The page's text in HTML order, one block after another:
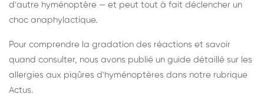
d'autre hyménoptère — et peut tout à fait déclencher un
choc anaphylactique.
Pour comprendre la gradation des réactions et savoir
quand consulter, nous avons publié un guide détaillé sur les
allergies aux piqûres d'hyménoptères dans notre rubrique
Actus.